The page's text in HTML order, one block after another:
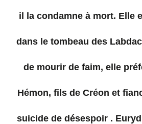
il la condamne à mort. Elle
dans le tombeau des
de mourir de faim, elle
Hémon, fils de Créon et
suicide de désespoir .